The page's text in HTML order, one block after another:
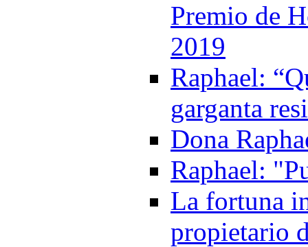
Premio de
2019
Raphael:
garganta
Dona
Raphael:
La fortuna
propietario